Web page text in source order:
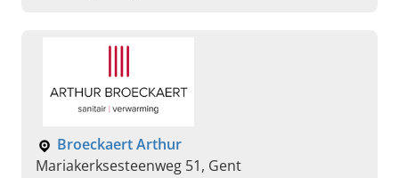
Broeckaert Arthur
Mariakerksesteenweg 51, Gent